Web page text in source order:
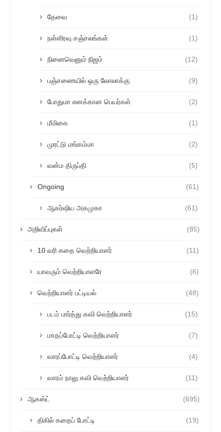
தேவை (1)
நள்ளிரவு சஞ்சலங்கள் (1)
நினைவெனும் நிஜம் (12)
பஞ்சணையில் ஒரு லோலாக்கு (9)
போதுமா எனக்கான பெயர்கள் (2)
மீமிகை (1)
முரட்டு மங்கம்மா (2)
வன்ம திருப்தி (5)
Ongoing (61)
ஆகர்ஷிய அகமுகா (61)
அறிவிப்புகள் (85)
10 வரி கதை வெற்றியாளர் (11)
யாவரும் வெற்றியாளரே (6)
வெற்றியாளர் பட்டியல் (48)
படம் பார்த்து கவி வெற்றியாளர் (15)
மாதப்போட்டி வெற்றியாளர் (7)
வாரப்போட்டி வெற்றியாளர் (4)
வாரம் நாலு கவி வெற்றியாளர் (11)
ஆகஸ்ட் (695)
திகில் கதைப் போட்டி (19)